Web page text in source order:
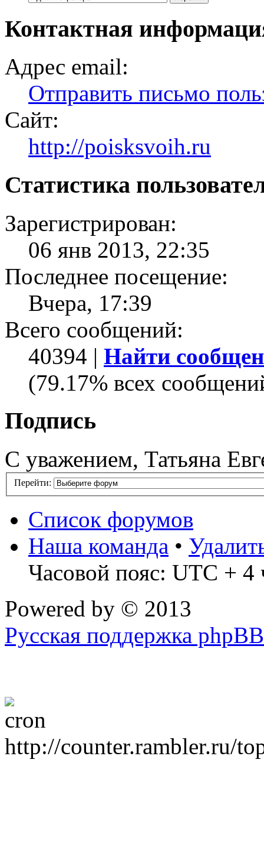
Контактная
Адрес email:
Отправить письмо
Сайт:
http://poisksvoih.ru
Статистика
Зарегистрирован:
06 янв 2013, 22:35
Последнее посещение:
Вчера, 17:39
Всего сообщений:
40394 | Найти
(79.17% всех
Подпись
С уважением, Татьяна
Перейти:
Список форумов
Наша команда •
Часовой пояс: UTC + 4
Powered by © 2013
Русская поддержка phpBB
http://counter.rambler.ru/